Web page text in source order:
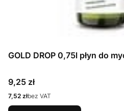
GOLD DROP 0,75l płyn do
Cena
9,25 zł
Cena
7,52 złbez VAT